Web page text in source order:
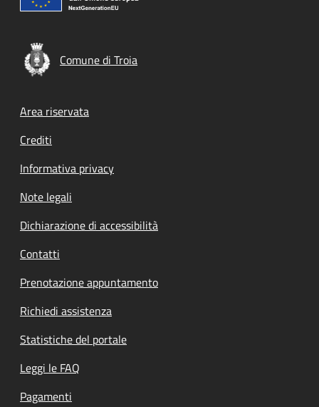
Comune di Troia
Footer menu
Area riservata
Crediti
Informativa privacy
Note legali
Dichiarazione di accessibilità
Contatti
Prenotazione appuntamento
Richiedi assistenza
Statistiche del portale
Leggi le FAQ
Pagamenti